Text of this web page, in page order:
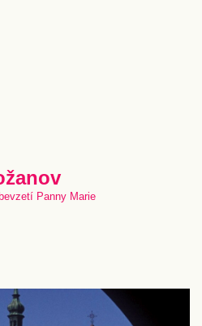
Panny Marie